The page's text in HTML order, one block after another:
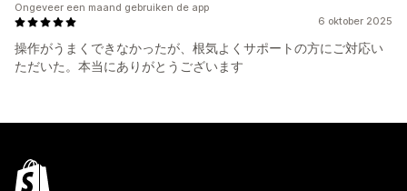
6 oktober 2025
操作がうまくできなかったが、根気よくサポートの方にご対応い
ただいた。本当にありがとうございます
Ongeveer een maand gebruiken de app